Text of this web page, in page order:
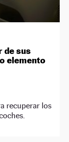
de sus
elemento
recuperar los